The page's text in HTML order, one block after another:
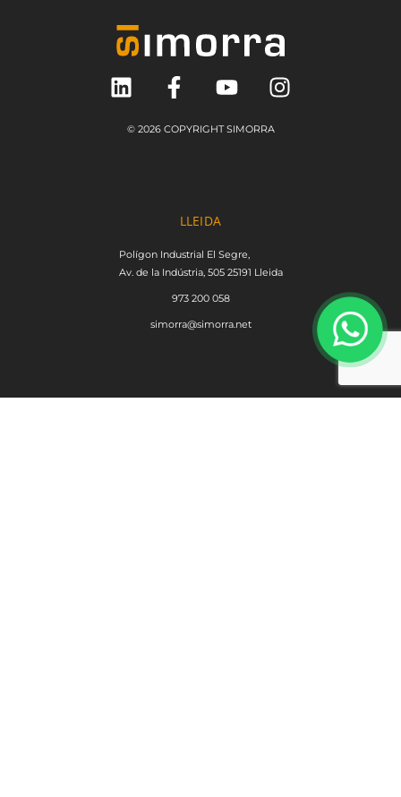
© 2026 COPYRIGHT SIMORRA
LLEIDA
Polígon Industrial El Segre,
Av. de la Indústria, 505 25191 Lleida
973 200 058
simorra@simorra.net